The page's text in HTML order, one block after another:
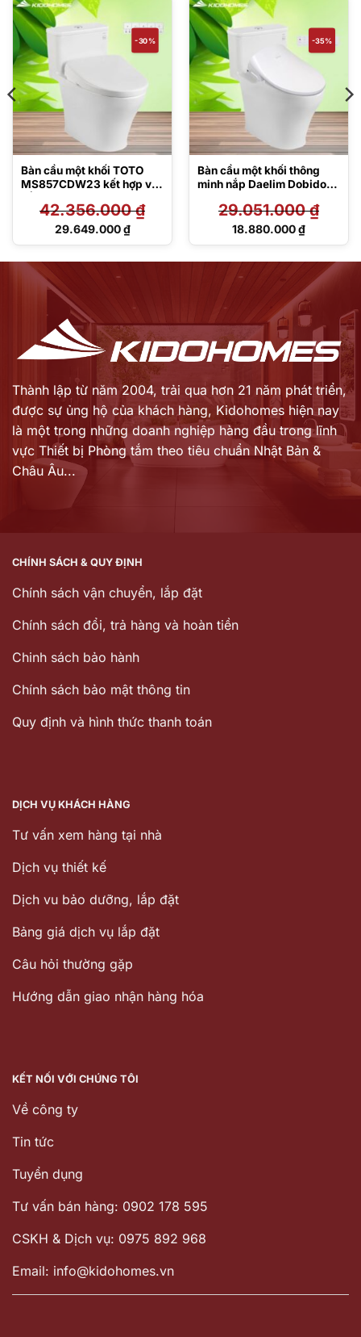
-30%
Bàn cầu một khối TOTO
MS857CDW23 kết hợp với
– TCF47360GAA
42.356.000₫
Giá
29.649.000₫
Giá
-35%
Bàn cầu một khối thông
minh nắp Daelim Dobidos
29.051.000₫
Giá
29.051.000 ₫.
18.880.000₫
Giá
18.880.000 ₫.
Thành lập từ năm 2004, trải qua hơn 21 năm phát triển,
được sự ủng hộ của khách hàng, Kidohomes hiện nay
là một trong những doanh nghiệp hàng đầu trong lĩnh
vực Thiết bị Phòng tắm theo tiêu chuẩn Nhật Bản &
Châu Âu...
CHÍNH SÁCH & QUY ĐỊNH
Chính sách vận chuyển, lắp đặt
Chính sách đổi, trả hàng và hoàn tiền
Chinh sách bảo hành
Chính sách bảo mật thông tin
Quy định và hình thức thanh toán
DỊCH VỤ KHÁCH HÀNG
Tư vấn xem hàng tại nhà
Dịch vụ thiết kế
Dịch vu bảo dưỡng, lắp đặt
Bảng giá dịch vụ lắp đặt
Câu hỏi thường gặp
Hướng dẫn giao nhận hàng hóa
KẾT NỐI VỚI CHÚNG TÔI
Về công ty
Tin tức
Tuyển dụng
Tư vấn bán hàng: 0902 178 595
CSKH & Dịch vụ: 0975 892 968
Email: info@kidohomes.vn